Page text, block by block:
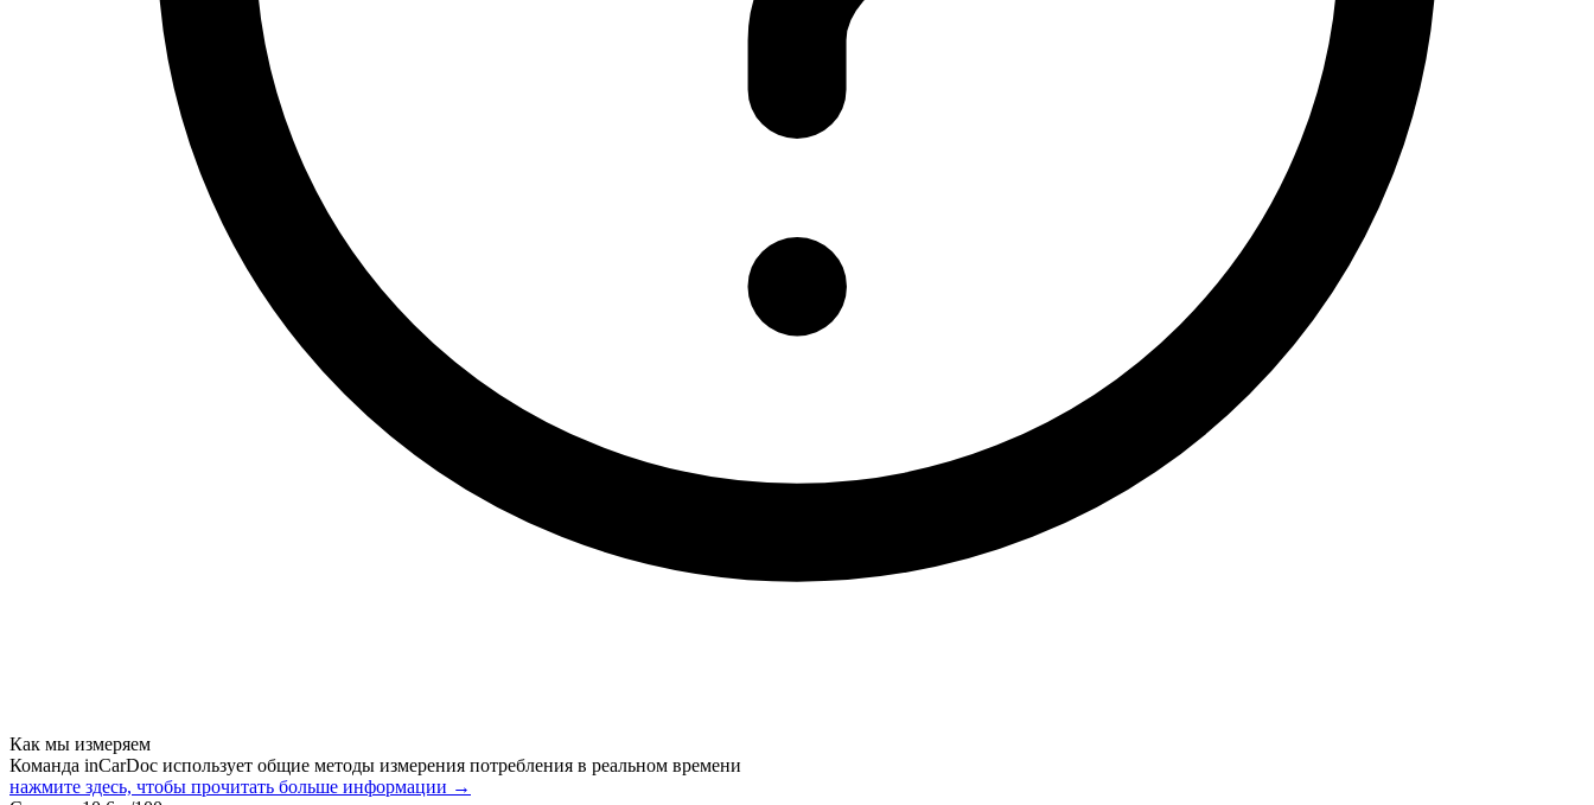
Как мы измеряем
Команда inCarDoc использует общие методы измерения потребления в реальном времени
нажмите здесь, чтобы прочитать больше информации →